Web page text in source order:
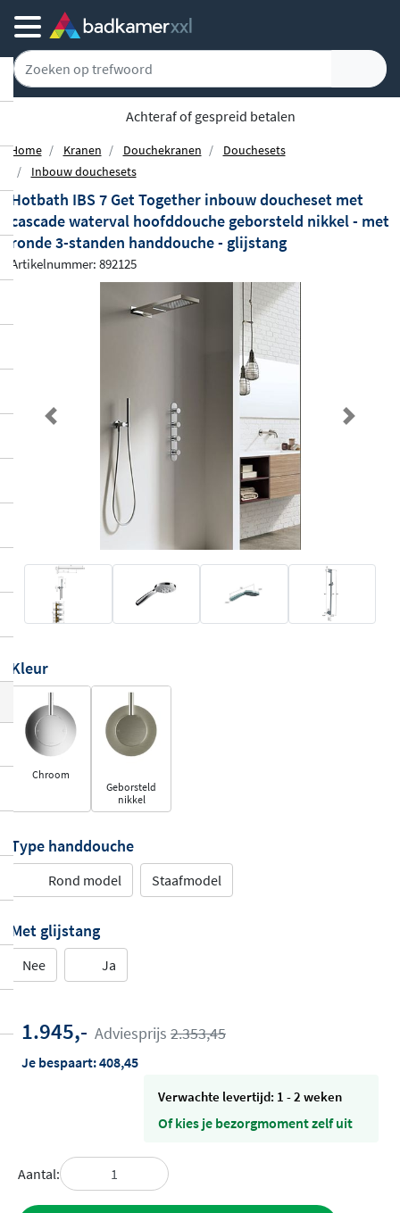
Achteraf of gespreid betalen
Home Kranen Douchekranen
Douchesets
Inbouw douchesets
Hotbath IBS 7 Get Together inbouw doucheset met
cascade waterval hoofddouche geborsteld nikkel - met
ronde 3-standen handdouche - glijstang
Artikelnummer: 892125
Previous Next
Kleur
Chroom
Geborsteld
nikkel
Type handdouche
Rond model Staafmodel
Met glijstang
Nee Ja
1.945,- Adviesprijs 2.353,45
Je bespaart:408,45
Verwachte levertijd: 1 - 2 weken
Of kies je bezorgmoment zelf uit
Aantal: